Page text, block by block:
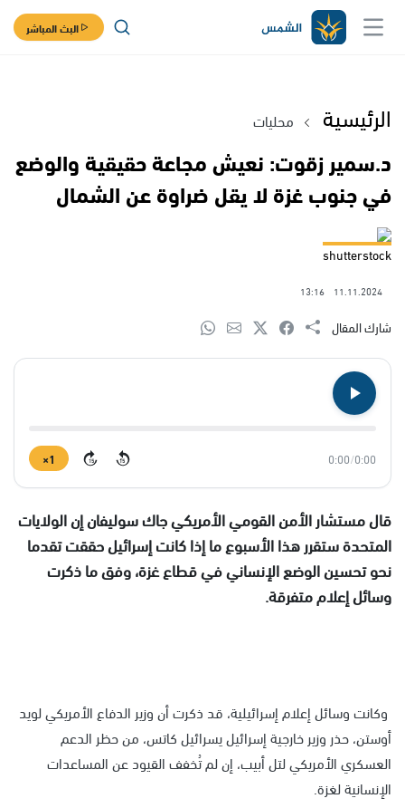
البث المباشر
الرئيسية محليات
د.سمير زقوت: نعيش مجاعة حقيقية والوضع
في جنوب غزة لا يقل ضراوة عن الشمال
shutterstock
11.11.2024
13:16
شارك المقال
0:00
/
0:00
15
15
1×
قال مستشار الأمن القومي الأمريكي جاك سوليفان إن الولايات
المتحدة ستقرر هذا الأسبوع ما إذا كانت إسرائيل حققت تقدما
نحو تحسين الوضع الإنساني في قطاع غزة، وفق ما ذكرت
وسائل إعلام متفرقة.
وكانت وسائل إعلام إسرائيلية، قد ذكرت أن وزير الدفاع الأمريكي لويد
أوستن، حذر وزير خارجية إسرائيل يسرائيل كاتس، من حظر الدعم
العسكري الأمريكي لتل أبيب، إن لم تُخفف القيود عن المساعدات
الإنسانية لغزة.